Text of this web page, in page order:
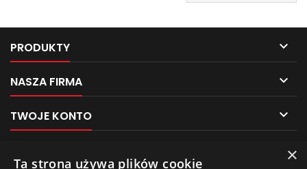
PRODUKTY 
NASZA FIRMA 
TWOJE KONTO 

Pliki cookies ×
Ta strona używa plików cookie